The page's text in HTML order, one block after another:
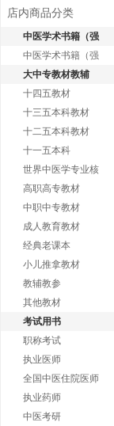
店内商品分类
中医学术书籍（强
中医学术书籍（强
大中专教材教辅
十四五教材
十三五本科教材
十二五本科教材
十一五本科
世界中医学专业核
高职高专教材
中职中专教材
成人教育教材
经典老课本
小儿推拿教材
教辅教参
其他教材
考试用书
职称考试
执业医师
全国中医住院医师
执业药师
中医考研
键
打